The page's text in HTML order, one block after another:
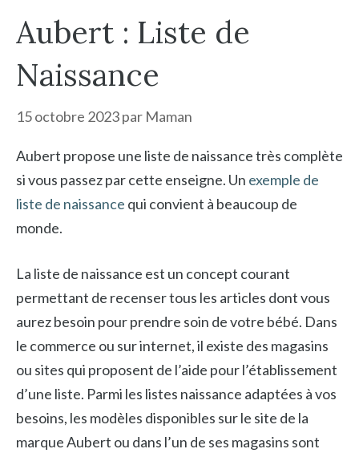
Aubert : Liste de
Naissance
15 octobre 2023par Maman
Aubert propose une liste de naissance très complète
si vous passez par cette enseigne. Un exemple de
liste de naissance qui convient à beaucoup de
monde.
La liste de naissance est un concept courant
permettant de recenser tous les articles dont vous
aurez besoin pour prendre soin de votre bébé. Dans
le commerce ou sur internet, il existe des magasins
ou sites qui proposent de l’aide pour l’établissement
d’une liste. Parmi les listes naissance adaptées à vos
besoins, les modèles disponibles sur le site de la
marque Aubert ou dans l’un de ses magasins sont